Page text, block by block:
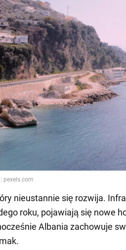
nieustannie się rozwija.
roku, pojawiają się nowe
Albania zachowuje